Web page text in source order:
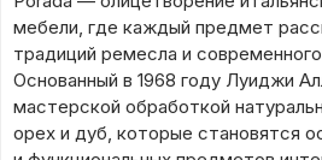
мебели, где каждый предмет
традиций ремесла и
Основанный в 1968 году Луиджи
мастерской обработкой
орех и дуб, которые становятся